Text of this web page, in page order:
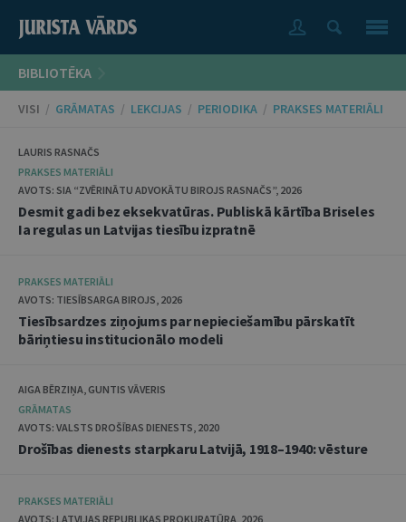
BIBLIOTĒKA
VISI / GRĀMATAS / LEKCIJAS / PERIODIKA / PRAKSES MATERIĀLI
LAURIS RASNAČS
PRAKSES MATERIĀLI
AVOTS: SIA “ZVĒRINĀTU ADVOKĀTU BIROJS RASNAČS”, 2026
Desmit gadi bez eksekvatūras. Publiskā kārtība Briseles
Ia regulas un Latvijas tiesību izpratnē
PRAKSES MATERIĀLI
AVOTS: TIESĪBSARGA BIROJS, 2026
Tiesībsardzes ziņojums par nepieciešamību pārskatīt
bāriņtiesu institucionālo modeli
AIGA BĒRZIŅA, GUNTIS VĀVERIS
GRĀMATAS
AVOTS: VALSTS DROŠĪBAS DIENESTS, 2020
Drošības dienests starpkaru Latvijā, 1918–1940: vēsture
PRAKSES MATERIĀLI
AVOTS: LATVIJAS REPUBLIKAS PROKURATŪRA, 2026